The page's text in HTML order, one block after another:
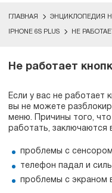
ГЛАВНАЯ ЭНЦИКЛОПЕДИЯ
IPHONE 6S PLUS НЕ
Не работает
Если у вас не работает
вы не можете
меню. Причины того, что
работать, заключаются
проблемы с
телефон падал и
проблемы с экраном